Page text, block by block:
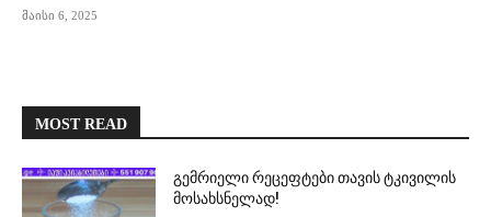
მაისი 6, 2025
MOST READ
გემრიელი რეცეფტები თავის ტკივილის
მოსახსნელად!